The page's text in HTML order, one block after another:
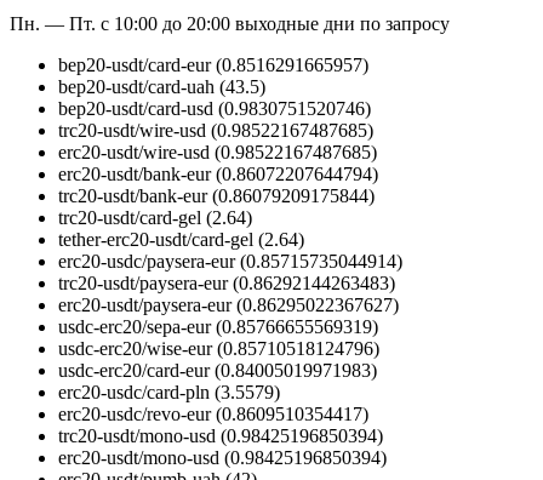
Пн. — Пт. с 10:00 до 20:00 выходные дни по запросу
bep20-usdt/card-eur (0.8516291665957)
bep20-usdt/card-uah (43.5)
bep20-usdt/card-usd (0.9830751520746)
trc20-usdt/wire-usd (0.98522167487685)
erc20-usdt/wire-usd (0.98522167487685)
erc20-usdt/bank-eur (0.86072207644794)
trc20-usdt/bank-eur (0.86079209175844)
trc20-usdt/card-gel (2.64)
tether-erc20-usdt/card-gel (2.64)
erc20-usdc/paysera-eur (0.85715735044914)
trc20-usdt/paysera-eur (0.86292144263483)
erc20-usdt/paysera-eur (0.86295022367627)
usdc-erc20/sepa-eur (0.85766655569319)
usdc-erc20/wise-eur (0.85710518124796)
usdc-erc20/card-eur (0.84005019971983)
erc20-usdc/card-pln (3.5579)
erc20-usdc/revo-eur (0.8609510354417)
trc20-usdt/mono-usd (0.98425196850394)
erc20-usdt/mono-usd (0.98425196850394)